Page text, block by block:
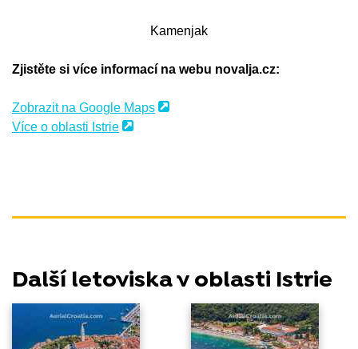
Kamenjak
Zjistěte si více informací na webu novalja.cz:
Zobrazit na Google Maps
Více o oblasti Istrie
Další letoviska v oblasti Istrie